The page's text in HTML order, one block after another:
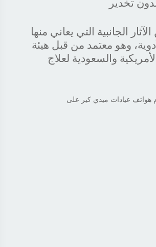
تخدير
الجانبية التي يعاني منها
وهو معتمد من قبل هيئة
والسعودية لعلاج
هواتف عيادات ميدي كير على